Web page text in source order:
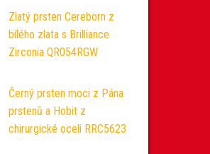
Zlatý prsten Cereborn z
bílého zlata s Brilliance
Zirconia QR054RGW
Černý prsten moci z Pána
prstenů a Hobit z
chirurgické oceli RRC5623